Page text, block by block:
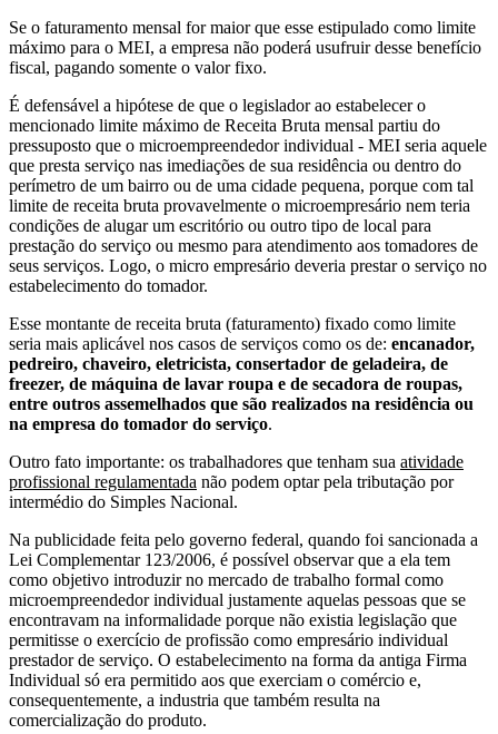
Se o faturamento mensal for maior que esse estipulado como limite
máximo para o MEI, a empresa não poderá usufruir desse benefício
fiscal, pagando somente o valor fixo.
É defensável a hipótese de que o legislador ao estabelecer o
mencionado limite máximo de Receita Bruta mensal partiu do
pressuposto que o microempreendedor individual - MEI seria aquele
que presta serviço nas imediações de sua residência ou dentro do
perímetro de um bairro ou de uma cidade pequena, porque com tal
limite de receita bruta provavelmente o microempresário nem teria
condições de alugar um escritório ou outro tipo de local para
prestação do serviço ou mesmo para atendimento aos tomadores de
seus serviços. Logo, o micro empresário deveria prestar o serviço no
estabelecimento do tomador.
Esse montante de receita bruta (faturamento) fixado como limite
seria mais aplicável nos casos de serviços como os de: encanador,
pedreiro, chaveiro, eletricista, consertador de geladeira, de
freezer, de máquina de lavar roupa e de secadora de roupas,
entre outros assemelhados que são realizados na residência ou
na empresa do tomador do serviço.
Outro fato importante: os trabalhadores que tenham sua atividade
profissional regulamentada não podem optar pela tributação por
intermédio do Simples Nacional.
Na publicidade feita pelo governo federal, quando foi sancionada a
Lei Complementar 123/2006, é possível observar que a ela tem
como objetivo introduzir no mercado de trabalho formal como
microempreendedor individual justamente aquelas pessoas que se
encontravam na informalidade porque não existia legislação que
permitisse o exercício de profissão como empresário individual
prestador de serviço. O estabelecimento na forma da antiga Firma
Individual só era permitido aos que exerciam o comércio e,
consequentemente, a industria que também resulta na
comercialização do produto.